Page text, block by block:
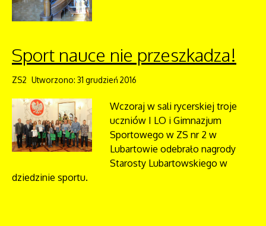
Sport nauce nie przeszkadza!
ZS2 Utworzono: 31 grudzień 2016
Wczoraj w sali rycerskiej troje
uczniów I LO i Gimnazjum
Sportowego w ZS nr 2 w
Lubartowie odebrało nagrody
Starosty Lubartowskiego w
dziedzinie sportu.